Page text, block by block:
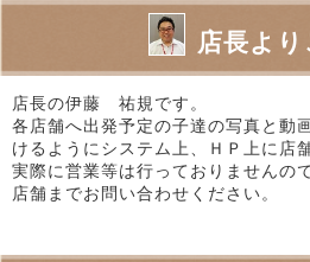
店長よ
店長の伊藤 祐規です。
各店舗へ出発予定の子達の写真と動
けるようにシステム上、ＨＰ上に店
実際に営業等は行っておりませんの
店舗までお問い合わせください。